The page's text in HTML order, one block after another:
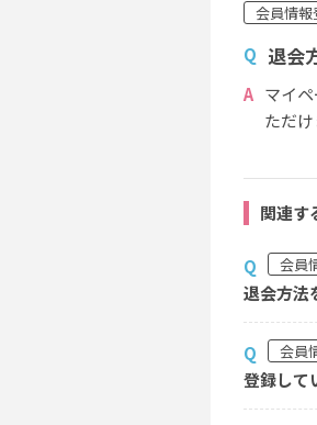
会員情報
Q 退会
A マイ
ただけ
関連す
Q 会員
退会方法
Q 会員
登録して